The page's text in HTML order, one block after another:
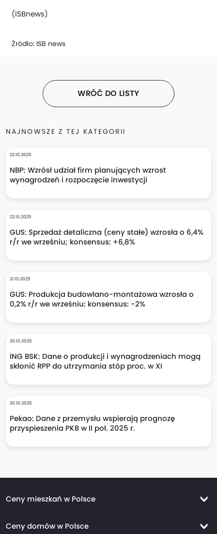
(ISBnews)
Źródło: ISB news
WRÓĆ DO LISTY
NAJNOWSZE Z TEJ KATEGORII
22.10.2025
NBP: Wzrósł udział firm planujących wzrost
wynagrodzeń i rozpoczęcie inwestycji
22.10.2025
GUS: Sprzedaż detaliczna (ceny stałe) wzrosła o 6,4%
r/r we wrześniu; konsensus: +6,8%
21.10.2025
GUS: Produkcja budowlano-montażowa wzrosła o
0,2% r/r we wrześniu: konsensus: -2%
20.10.2025
ING BSK: Dane o produkcji i wynagrodzeniach mogą
skłonić RPP do utrzymania stóp proc. w XI
20.10.2025
Pekao: Dane z przemysłu wspierają prognozę
przyspieszenia PKB w II poł. 2025 r.
Ceny mieszkań w Polsce
Ceny domów w Polsce